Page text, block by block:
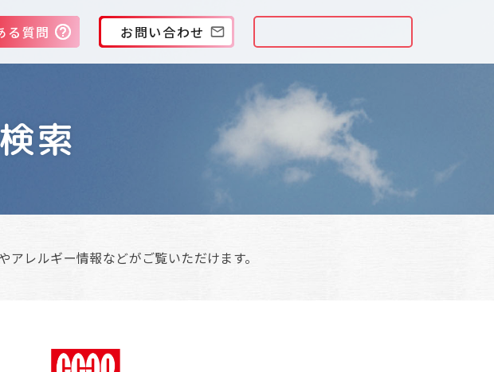
る質問 お問い合わせ
索
レルギー情報などがご覧いただけます。